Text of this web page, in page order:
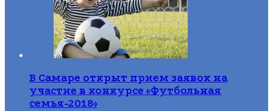
В Самаре открыт прием заявок на
участие в конкурсе «Футбольная
семья-2018»